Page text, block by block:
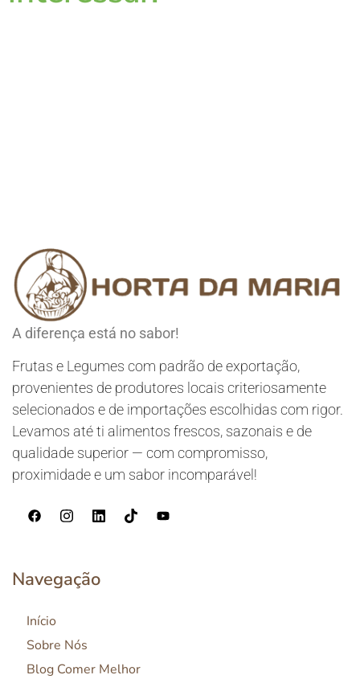
A diferença está no sabor!
Frutas e Legumes com padrão de exportação,
provenientes de produtores locais criteriosamente
selecionados e de importações escolhidas com rigor.
Levamos até ti alimentos frescos, sazonais e de
qualidade superior — com compromisso,
proximidade e um sabor incomparável!
Navegação
Início
Sobre Nós
Blog Comer Melhor